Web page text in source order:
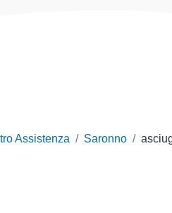
Assistenza Saronno